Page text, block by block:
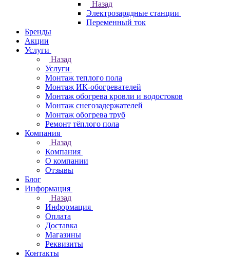
Назад
Электрозарядные станции
Переменный ток
Бренды
Акции
Услуги
Назад
Услуги
Монтаж теплого пола
Монтаж ИК-обогревателей
Монтаж обогрева кровли и водостоков
Монтаж снегозадержателей
Монтаж обогрева труб
Ремонт тёплого пола
Компания
Назад
Компания
О компании
Отзывы
Блог
Информация
Назад
Информация
Оплата
Доставка
Магазины
Реквизиты
Контакты